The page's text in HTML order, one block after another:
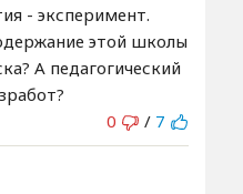
- эксперимент.
этой школы
А педагогический
0
/ 7